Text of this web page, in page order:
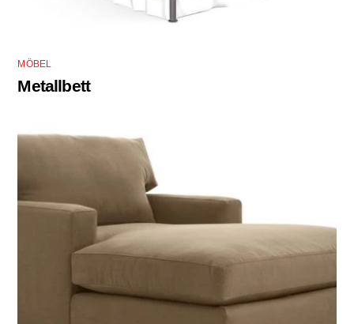
MÖBEL
Metallbett